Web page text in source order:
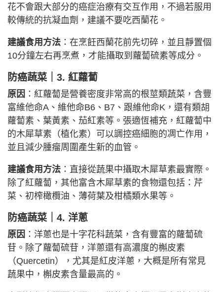
花不會跟大部分的癌症治療有交互作用，不過若服用
較傳統的抗凝血劑，建議不要吃西蘭花。
建議食用方法 ：在烹飪西蘭花前先切碎，並且靜置個
10分鐘左右再烹煮，才能攝取到蘿蔔硫素等成分。
防癌蔬菜｜3. 紅蘿蔔
原因 ：紅蘿蔔是營養密度非常高的根莖類蔬菜，含豐
富維他命A、維他命B6、B7、跟維他命K，還有類胡
蘿蔔素、葉黃素、茄紅素等。張適恆補充，紅蘿蔔中
的木犀草素（植化素）可以調控癌細胞的凋亡作用，
並且減少腫瘤周圍產生新的血管。
建議食用方法 ：直接從蔬果中攝取木犀草素最實際。
除了紅蘿蔔，其他富含木犀草素的食物還包括：芹
菜、初榨橄欖油、薄荷葉及柑橘類水果等。
防癌蔬菜｜4. 洋蔥
原因 ：洋蔥也是十字花科蔬菜，含有豐富的蘿蔔硫
苷。除了蘿蔔硫苷，洋蔥還有高濃度的槲皮素
（Quercetin），尤其是紅皮洋蔥，大概是所有常見
蔬果中，槲皮素含量最高的。